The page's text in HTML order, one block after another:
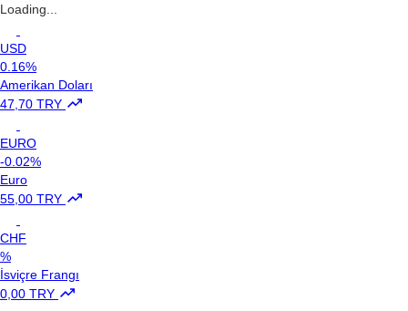
Loading...
USD
0.16%
Amerikan Doları
47,70 TRY
EURO
-0.02%
Euro
55,00 TRY
CHF
%
İsviçre Frangı
0,00 TRY